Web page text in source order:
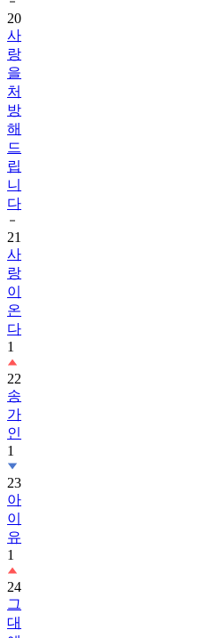
20
사
랑
을
처
방
해
드
립
니
다
21
사
랑
이
온
다
1
22
송
가
인
1
23
아
이
유
1
24
그
대